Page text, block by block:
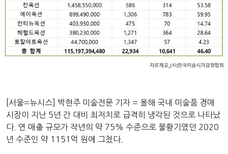
[서울=뉴시스] 박현주 미술전문 기자 = 올해 국내 미술품 경매
시장이 지난 5년 간 대비 최저치로 급격히 냉각된 것으로 나타났
다. 연 매출 규모가 작년의 약 75% 수준으로 불황기였던 2020
년 수준인 약 1151억 원에 그쳤다.